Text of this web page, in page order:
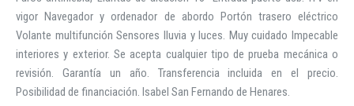
vigor Navegador y ordenador de abordo Portón trasero eléctrico
Volante multifunción Sensores lluvia y luces. Muy cuidado Impecable
interiores y exterior. Se acepta cualquier tipo de prueba mecánica o
revisión. Garantía un año. Transferencia incluida en el precio.
Posibilidad de financiación. Isabel San Fernando de Henares.